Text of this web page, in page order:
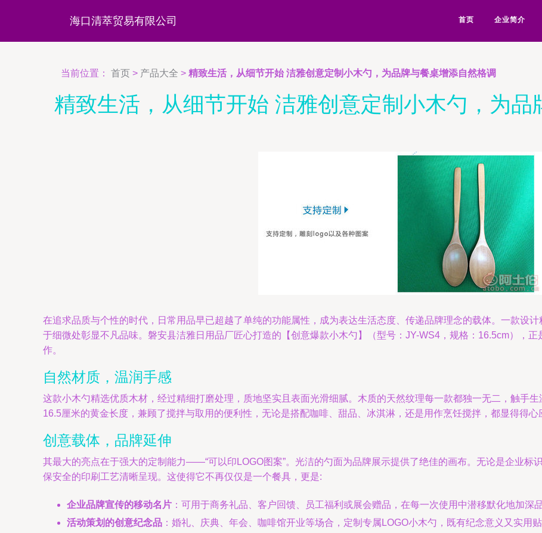
海口清萃贸易有限公司 首页 企业简介
当前位置： 首页 > 产品大全 > 精致生活，从细节开始 洁雅创意定制小木勺，为品牌与餐桌增添自然格调
精致生活，从细节开始 洁雅创意定制小木勺，为品
在追求品质与个性的时代，日常用品早已超越了单纯的功能属性，成为表达生活态度、传递品牌理念的载体。一款设
于细微处彰显不凡品味。磐安县洁雅日用品厂匠心打造的【创意爆款小木勺】（型号：JY-WS4，规格：16.5cm），
作。
自然材质，温润手感
这款小木勺精选优质木材，经过精细打磨处理，质地坚实且表面光滑细腻。木质的天然纹理每一款都独一无二，触手
16.5厘米的黄金长度，兼顾了搅拌与取用的便利性，无论是搭配咖啡、甜品、冰淇淋，还是用作烹饪搅拌，都显得得心
创意载体，品牌延伸
其最大的亮点在于强大的定制能力——“可以印LOGO图案”。光洁的勺面为品牌展示提供了绝佳的画布。无论是企业标
保安全的印刷工艺清晰呈现。这使得它不再仅仅是一个餐具，更是:
企业品牌宣传的移动名片 ：可用于商务礼品、客户回馈、员工福利或展会赠品，在每一次使用中潜移默化地加深品
活动策划的创意纪念品 ：婚礼、庆典、年会、咖啡馆开业等场合，定制专属LOGO小木勺，既有纪念意义又实用贴